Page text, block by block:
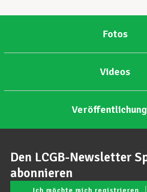
Berufliche
Mitglied werden
Fotos
Videos
Den LCGB-Newsletter
abonnieren
Ich möchte mich registrieren